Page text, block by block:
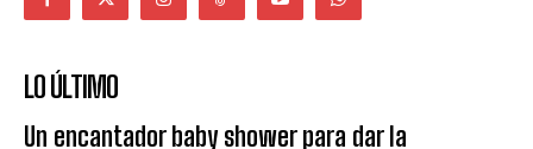
LO ÚLTIMO
Un encantador baby shower para dar la